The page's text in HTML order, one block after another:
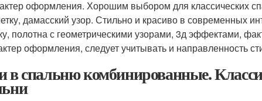
оформления. Хорошим выбором для классических
дамасский узор. Стильно и красиво в современных
полотна с геометрическими узорами, 3д эффектами,
оформления, следует учитывать и направленность
в спальню комбинированные.